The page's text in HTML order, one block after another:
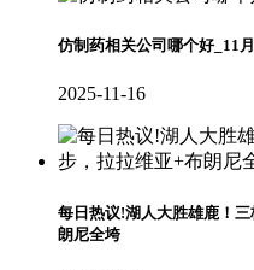
仿制药相关公司哪个好_11
2025-11-16
每日热议!湖人大胜雄鹿！
朗尼全垮